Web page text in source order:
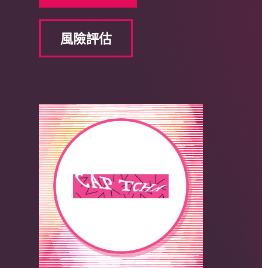
風險評估